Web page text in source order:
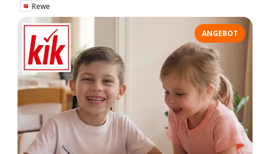
Rewe
ANGEBOT